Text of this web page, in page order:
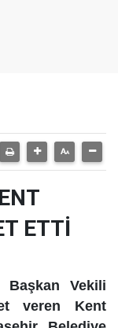
ETTİ
Başkan Vekili
veren Kent